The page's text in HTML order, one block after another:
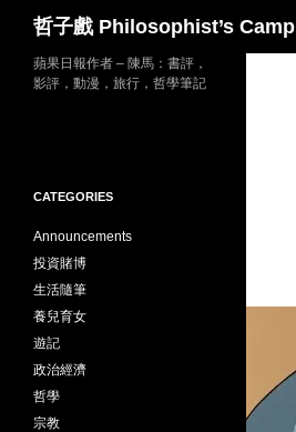
Skip
哲子戲 Philosophist’s Camp
Search
蘋果日報作者 – 陳馬：書評，
影評，動漫，旅行，哲學筆記
CATEGORIES
Announcements
投資賭博
生活隨筆
養兒育女
遊記
政治經濟
哲學
宗教